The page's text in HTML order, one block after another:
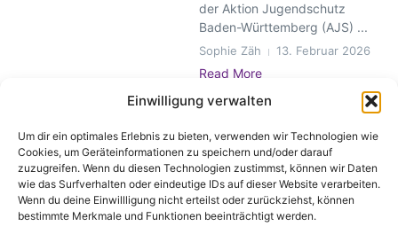
Einwilligung verwalten
Um dir ein optimales Erlebnis zu bieten, verwenden wir Technologien wie
Cookies, um Geräteinformationen zu speichern und/oder darauf
zuzugreifen. Wenn du diesen Technologien zustimmst, können wir Daten
wie das Surfverhalten oder eindeutige IDs auf dieser Website verarbeiten.
Wenn du deine Einwillligung nicht erteilst oder zurückziehst, können
bestimmte Merkmale und Funktionen beeinträchtigt werden.
der Aktion Jugendschutz
Baden-Württemberg (AJS) ...
Sophie Zäh 13. Februar 2026
Read More
... 8